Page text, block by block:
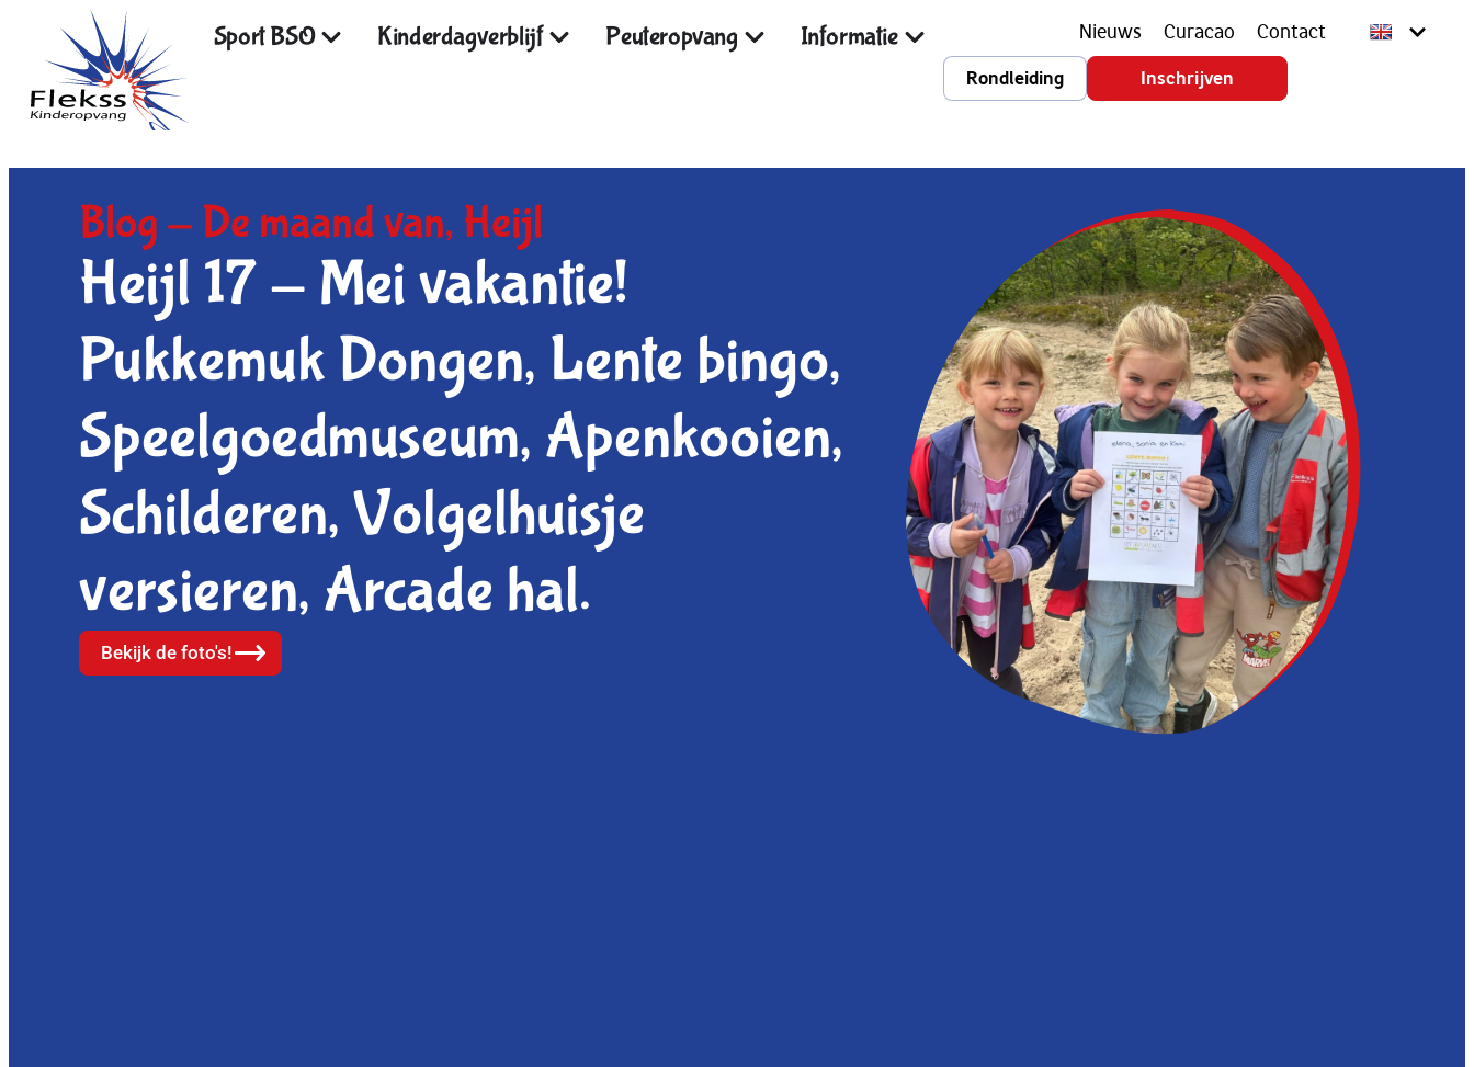
Sport BSO Kinderdagverblijf Peuteropvang Informatie Nieuws Curacao Contact
Rondleiding Inschrijven
Blog - De maand van, Heijl
Heijl 17 - Mei vakantie!
Pukkemuk Dongen, Lente bingo,
Speelgoedmuseum, Apenkooien,
Schilderen, Volgelhuisje
versieren, Arcade hal.
Bekijk de foto's!